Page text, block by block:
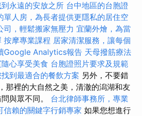
永遠的安放之所 台中地區的台胞證
單人房，為長者提供更隱私的居住空
司，輕鬆搬家無壓力 宜蘭外燴，為當
按摩專業課程 居家清潔服務，讓每個
Google Analytics報告 天母撥筋療法
心享受美食 台胞證照片要求及規範
到最適合的餐飲方案 另外，不要錯
那裡的大自然之美，清澈的潟湖和友
與眾不同。 台北律師事務所，專業
信賴的關鍵字行銷專家 如果您想進行